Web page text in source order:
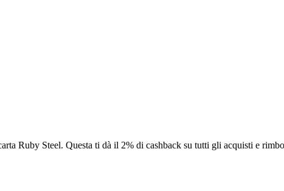
Ruby Steel. Questa ti dà il 2% di cashback su tutti gli acquisti e